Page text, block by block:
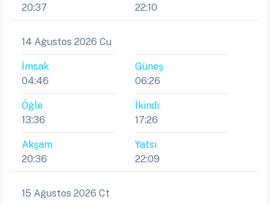
20:37
22:10
14 Ağustos 2026 Cu
İmsak
04:46
Güneş
06:26
Öğle
13:36
İkindi
17:26
Akşam
20:36
Yatsı
22:09
15 Ağustos 2026 Ct